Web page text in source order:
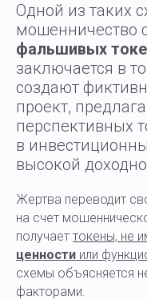
Одной из таких
мошенничество
фальшивых
заключается в
создают
проект,
перспективных
в
высокой
Жертва переводит
на счет
получает токены, не
ценности или
схемы объясняется
факторами.